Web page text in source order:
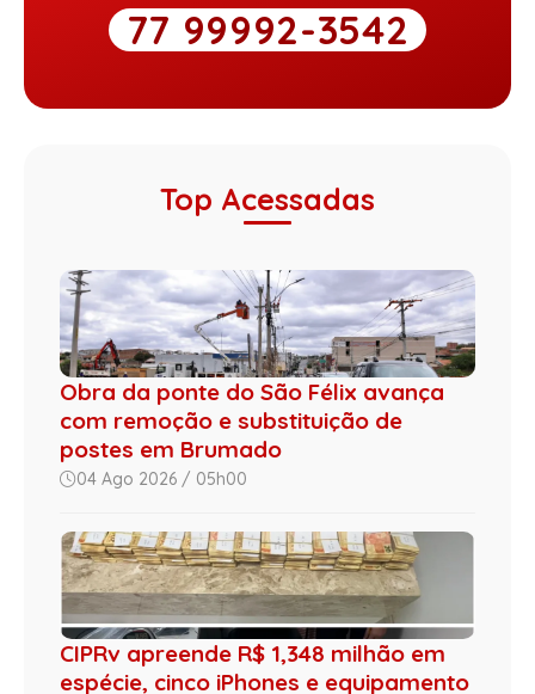
77 99992-3542
Top Acessadas
Obra da ponte do São Félix avança
com remoção e substituição de
postes em Brumado
04 Ago 2026 / 05h00
CIPRv apreende R$ 1,348 milhão em
espécie, cinco iPhones e equipamento